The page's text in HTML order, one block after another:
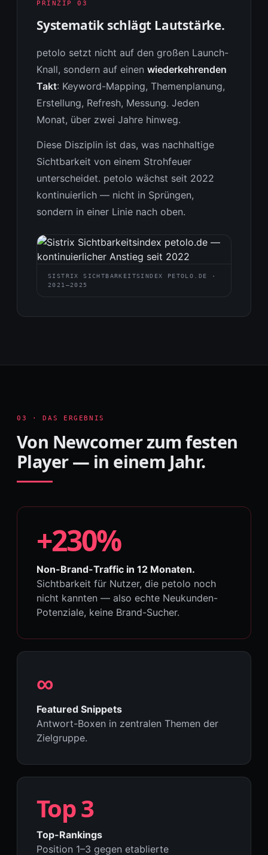
PRINZIP 03
Systematik schlägt Lautstärke.
petolo setzt nicht auf den großen Launch-
Knall, sondern auf einen wiederkehrenden
Takt: Keyword-Mapping, Themenplanung,
Erstellung, Refresh, Messung. Jeden
Monat, über zwei Jahre hinweg.
Diese Disziplin ist das, was nachhaltige
Sichtbarkeit von einem Strohfeuer
unterscheidet. petolo wächst seit 2022
kontinuierlich — nicht in Sprüngen,
sondern in einer Linie nach oben.
SISTRIX SICHTBARKEITSINDEX PETOLO.DE ·
2021–2025
03 · DAS ERGEBNIS
Von Newcomer zum festen
Player — in einem Jahr.
+230%
Non-Brand-Traffic in 12 Monaten.
Sichtbarkeit für Nutzer, die petolo noch
nicht kannten — also echte Neukunden-
Potenziale, keine Brand-Sucher.
∞
Featured Snippets
Antwort-Boxen in zentralen Themen der
Zielgruppe.
Top 3
Top-Rankings
Position 1–3 gegen etablierte